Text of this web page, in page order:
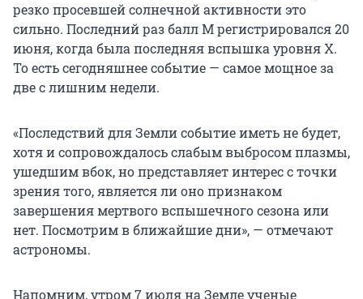
резко просевшей солнечной активности это
сильно. Последний раз балл M регистрировался 20
июня, когда была последняя вспышка уровня X.
То есть сегодняшнее событие — самое мощное за
две с лишним недели.
«Последствий для Земли событие иметь не будет,
хотя и сопровождалось слабым выбросом плазмы,
ушедшим вбок, но представляет интерес с точки
зрения того, является ли оно признаком
завершения мертвого вспышечного сезона или
нет. Посмотрим в ближайшие дни», — отмечают
астрономы.
Напомним, утром 7 июля на Земле ученые